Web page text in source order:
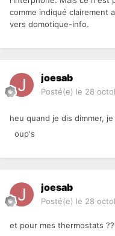
comme indiqué clairement
vers domotique-info.
joesab
Posté(e) le 28
heu quand je dis dimmer,
oup's
joesab
Posté(e) le 28
et pour mes thermostats